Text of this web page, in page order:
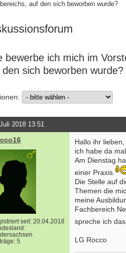
auf den sich beworben wurde?
bewerbe ich mich im
den sich beworben wurde?
2018 13:51
seit: 20.04.2018
5
Hallo ihr lieben,
ich habe da
Am Dienstag
einer Praxis.
Die Stelle auf
Themen die
meine
Fachbereich
spreche ich
LG Rocco